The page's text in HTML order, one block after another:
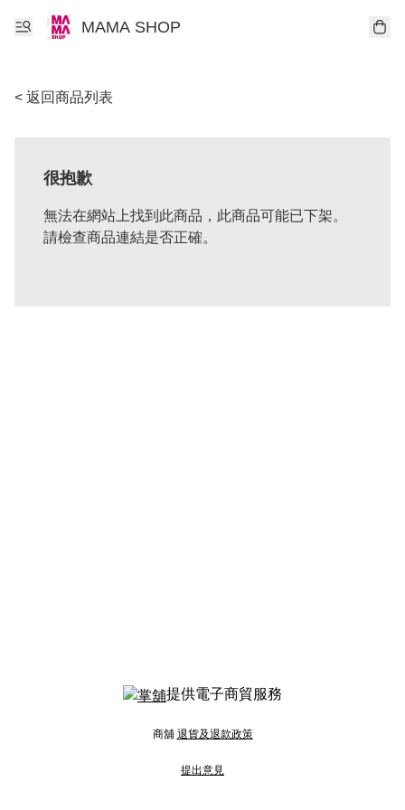
MAMA SHOP
< 返回商品列表
很抱歉
無法在網站上找到此商品，此商品可能已下架。
請檢查商品連結是否正確。
提供電子商貿服務
商舖 退貨及退款政策
提出意見